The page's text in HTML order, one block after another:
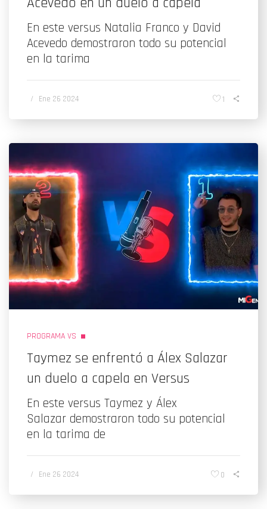
En este versus Natalia Franco y David
Acevedo demostraron todo su potencial
en la tarima
/ Ene 26 2024 1
PROGRAMA VS
Taymez se enfrentó a Álex Salazar
un duelo a capela en Versus
En este versus Taymez y Álex
Salazar demostraron todo su potencial
en la tarima de
/ Ene 26 2024 0